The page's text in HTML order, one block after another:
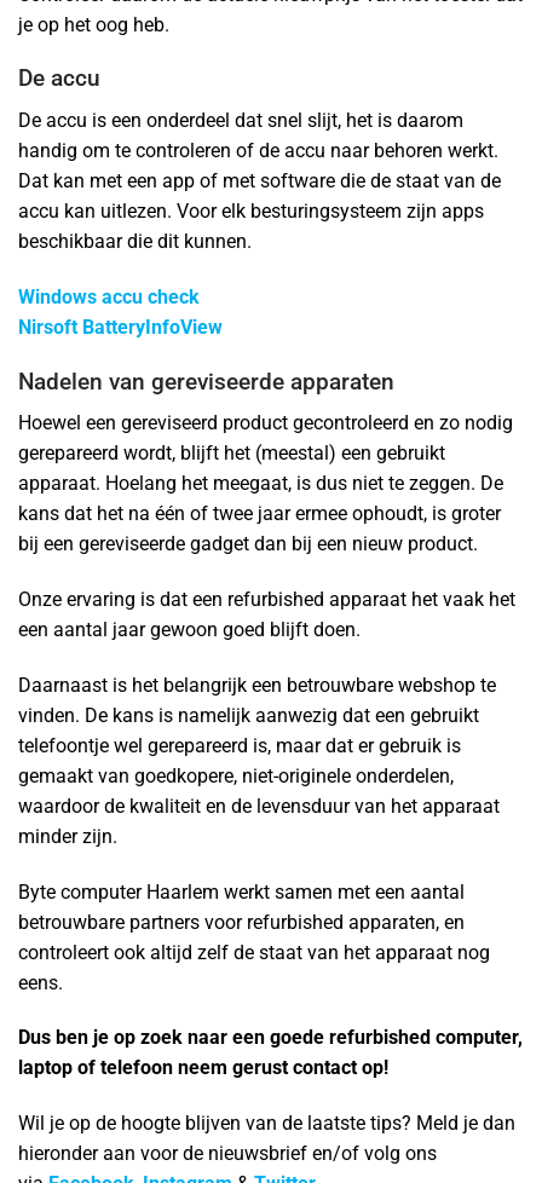
je op het oog heb.
De accu
De accu is een onderdeel dat snel slijt, het is daarom
handig om te controleren of de accu naar behoren werkt.
Dat kan met een app of met software die de staat van de
accu kan uitlezen. Voor elk besturingsysteem zijn apps
beschikbaar die dit kunnen.
Windows accu check
Nirsoft BatteryInfoView
Nadelen van gereviseerde apparaten
Hoewel een gereviseerd product gecontroleerd en zo nodig
gerepareerd wordt, blijft het (meestal) een gebruikt
apparaat. Hoelang het meegaat, is dus niet te zeggen. De
kans dat het na één of twee jaar ermee ophoudt, is groter
bij een gereviseerde gadget dan bij een nieuw product.
Onze ervaring is dat een refurbished apparaat het vaak het
een aantal jaar gewoon goed blijft doen.
Daarnaast is het belangrijk een betrouwbare webshop te
vinden. De kans is namelijk aanwezig dat een gebruikt
telefoontje wel gerepareerd is, maar dat er gebruik is
gemaakt van goedkopere, niet-originele onderdelen,
waardoor de kwaliteit en de levensduur van het apparaat
minder zijn.
Byte computer Haarlem werkt samen met een aantal
betrouwbare partners voor refurbished apparaten, en
controleert ook altijd zelf de staat van het apparaat nog
eens.
Dus ben je op zoek naar een goede refurbished computer,
laptop of telefoon neem gerust contact op!
Wil je op de hoogte blijven van de laatste tips? Meld je dan
hieronder aan voor de nieuwsbrief en/of volg ons